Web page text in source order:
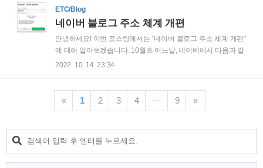
기 뭔가 싸한 느낌이.. 티스토리 블로그에 포스팅 하던것을 잽싸
게 저장 버튼을 클릭 하였습니다. 하지만 ㅜㅜ 무한 로딩.. 그리
갔네요.. ㅠ.ㅠ 저는 이미 알고 있었습니다. 티스토리는 카카오
에서 장애를 담아 만든다는 것을.. 카카오와는 별도로 운영하던
티스토리가 언젠가 카카오 계정과 통합을 한적이 있습니다. 그
리고 그후부터..
ETC/Blog
네이버 블로그 주소 체계 개편
안녕하세요! 이번 포스팅에서는 "네이버 블로그 주소 체계 개편"
에 대해 알아보겠습니다. 10월초 어느날, 네이버에서 다음과 같
은 내용의 메일이 도착 했습니다. 블로그에서 알려드립니다. 네
'blog.naver.com/네이버ID' 이였습니다. 사용자가 블로그 주소에
전혀 관여를 할 수가 없었습니다. cf) 티스토리와 다른 블로그처
그나마 약간은 주소에 관여를 할 수 있게 변경 되었네요. 그리고
기존 블로그 사용자라면 블로그ID를 단 1회 변경할 수 있습니
2022. 10. 14. 23:34
« 1 2 3 4 ··· 9 »